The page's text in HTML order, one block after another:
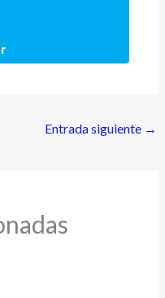
Entrada siguiente →